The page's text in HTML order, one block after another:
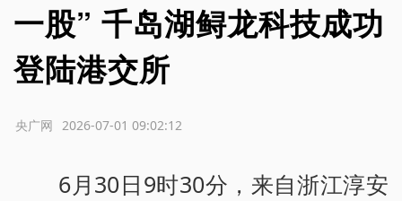
一股” 千岛湖鲟龙科技成功
登陆港交所
2026-07-01 09:02:12
央广网
6月30日9时30分，来自浙江淳安